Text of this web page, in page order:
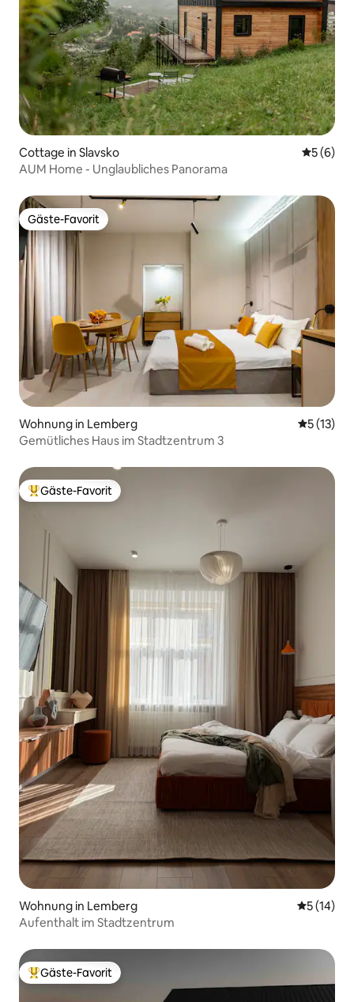
Cottage in Slavsko
5 (6)
AUM Home - Unglaubliches Panorama
Gäste-Favorit
Gäste-Favorit
Wohnung in Lemberg
5 (13)
Gemütliches Haus im Stadtzentrum 3
Beliebter Gäste-Favorit.
Gäste-Favorit
Wohnung in Lemberg
5 (14)
Aufenthalt im Stadtzentrum
Beliebter Gäste-Favorit.
Gäste-Favorit